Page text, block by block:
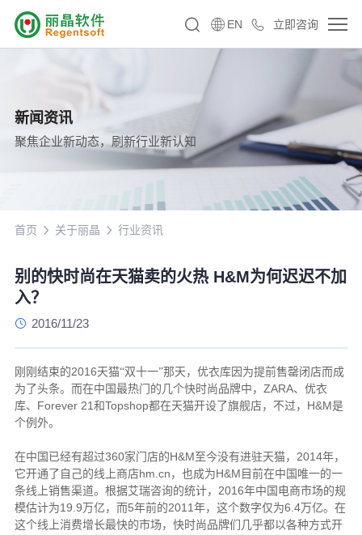
立即咨询
EN
新闻资讯
聚焦企业新动态，刷新行业新认知
首页 关于丽晶 行业资讯
别的快时尚在天猫卖的火热 H&M为何迟迟不加
入？
2016/11/23
刚刚结束的2016天猫“双十一”那天，优衣库因为提前售罄闭店而成
为了头条。而在中国最热门的几个快时尚品牌中， ZARA、优衣
库、 Forever 21 和Topshop都在天猫开设了旗舰店，不过， H&M是
个例外。
在中国已经有超过360家门店的H&M至今没有进驻天猫， 2014年，
它开通了自己的线上商店hm.cn ，也成为H&M 目前在中国唯一的一
条线上销售渠道。根据艾瑞咨询的统计， 2016年中国电商市场的规
模估计为19.9 万亿，而5年前的2011 年，这个数字仅为6.4万亿。在
这个线上消费增长最快的市场，快时尚品牌们几乎都以各种方式开